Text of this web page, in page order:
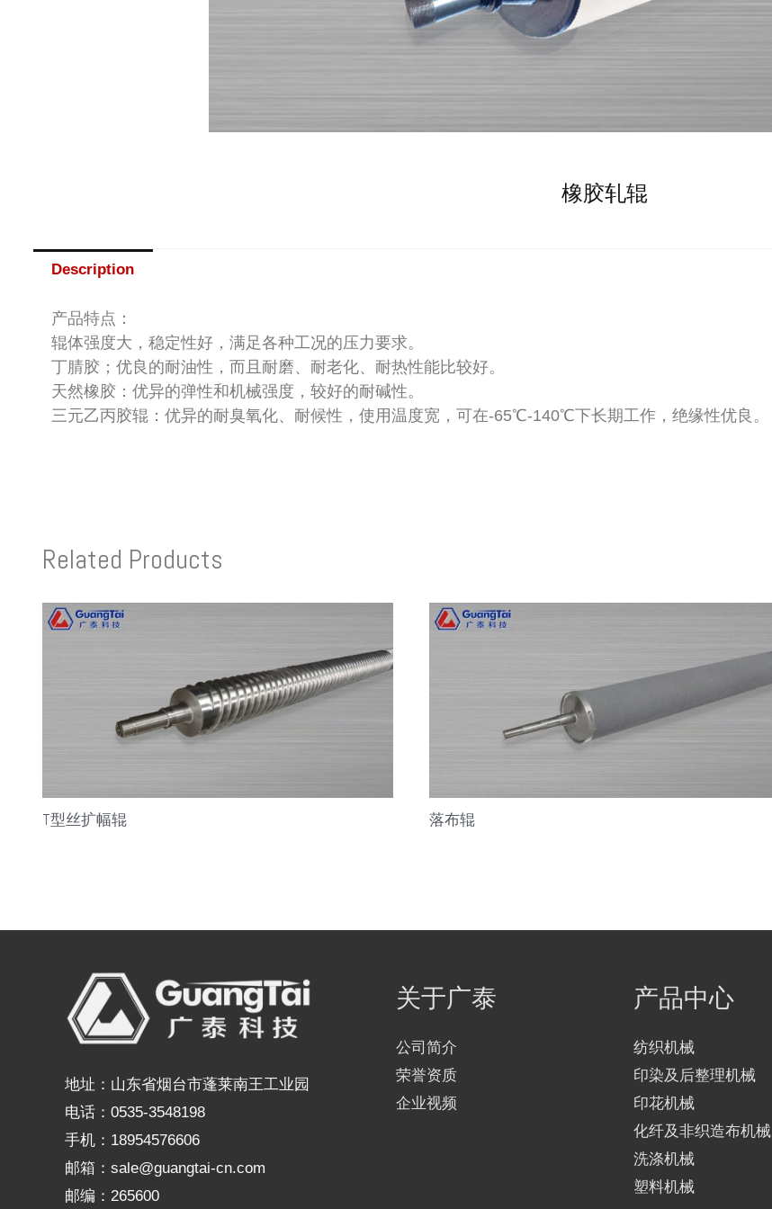
橡胶轧辊
Description
产品特点：
辊体强度大，稳定性好，满足各种工况的压力要求。
丁腈胶；优良的耐油性，而且耐磨、耐老化、耐热性能比较好。
天然橡胶：优异的弹性和机械强度，较好的耐碱性。
三元乙丙胶辊：优异的耐臭氧化、耐候性，使用温度宽，可在-65℃-140℃下长期工作，绝缘性优良。
Related Products
T型丝扩幅辊 落布辊
地址：山东省烟台市蓬莱南王工业园
电话：0535-3548198
手机：18954576606
邮箱：sale@guangtai-cn.com
邮编：265600
关于广泰
公司简介
荣誉资质
企业视频
产品中心
纺织机械
印染及后整理机械
印花机械
化纤及非织造布机械
洗涤机械
塑料机械